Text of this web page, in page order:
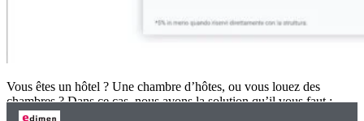
Vous êtes un hôtel ? Une chambre d’hôtes, ou vous louez des
chambres ? Dans ce cas, nous avons la solution qu’il vous faut :